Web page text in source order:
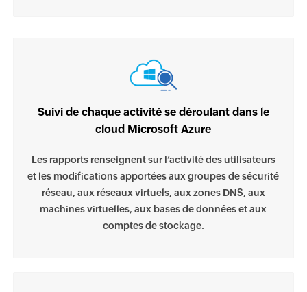
Suivi de chaque activité se déroulant dans le
cloud Microsoft Azure
Les rapports renseignent sur l’activité des utilisateurs
et les modifications apportées aux groupes de sécurité
réseau, aux réseaux virtuels, aux zones DNS, aux
machines virtuelles, aux bases de données et aux
comptes de stockage.